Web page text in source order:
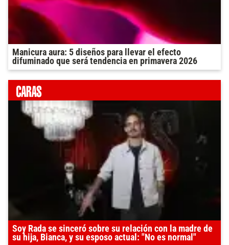
Manicura aura: 5 diseños para llevar el efecto
difuminado que será tendencia en primavera 2026
Soy Rada se sinceró sobre su relación con la madre de
su hija, Bianca, y su esposo actual: "No es normal"